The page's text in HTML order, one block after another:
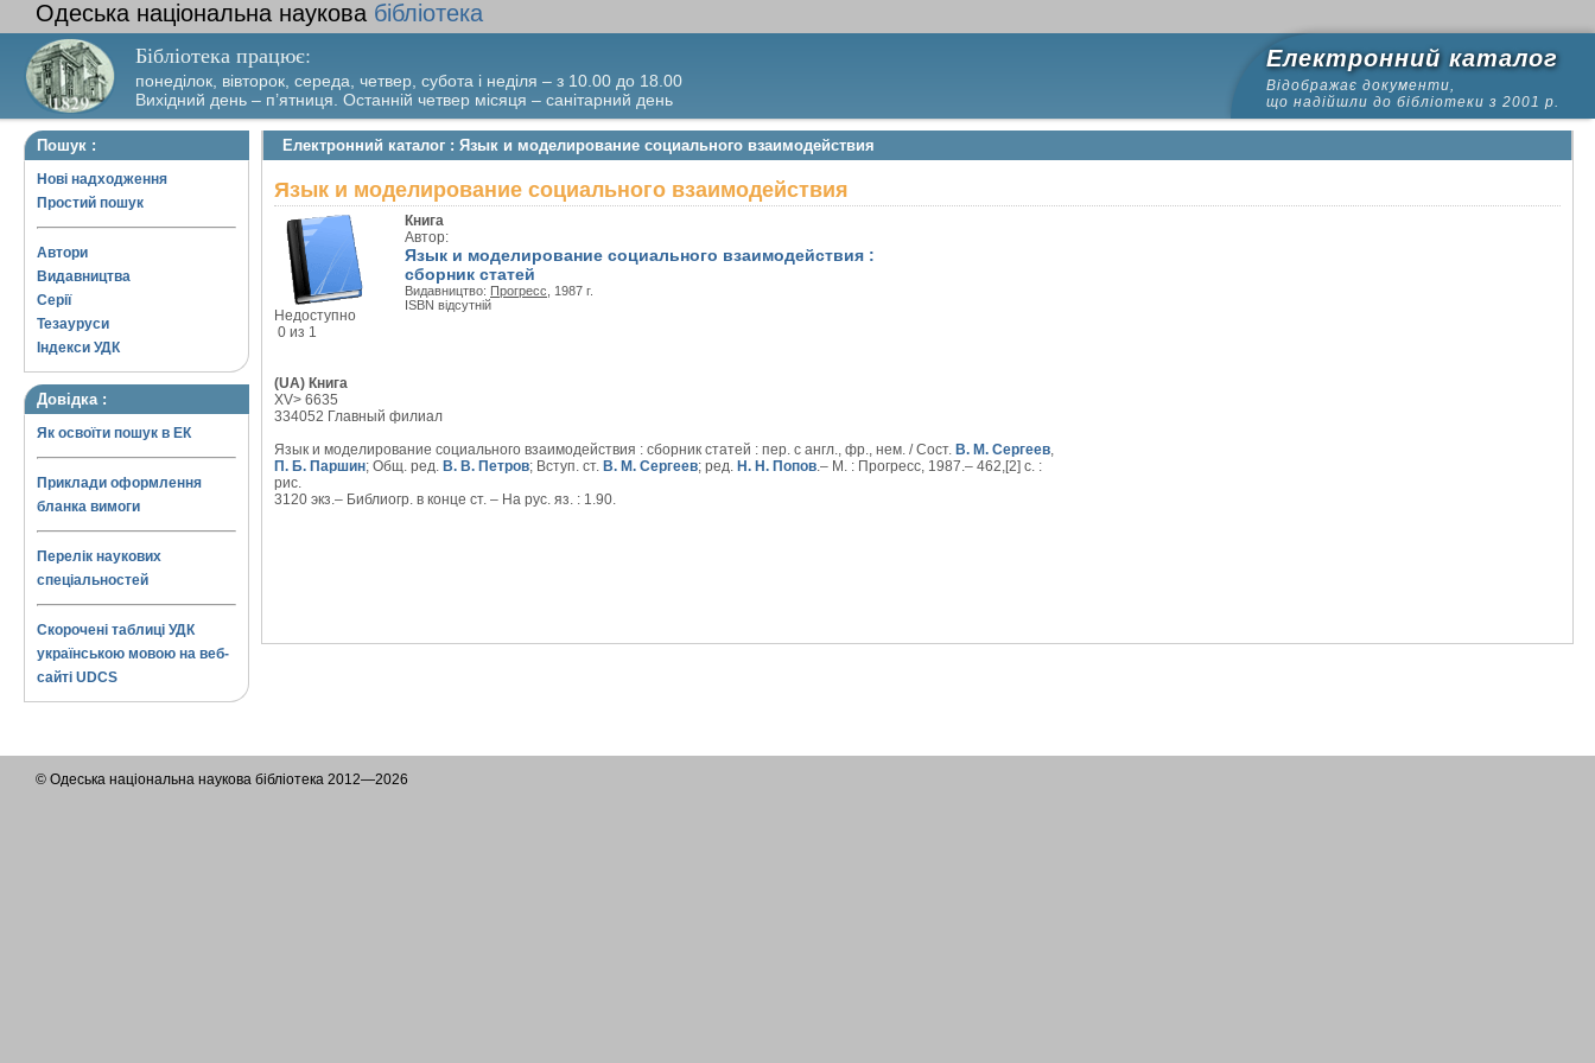
Одеська національна наукова бібліотека
Бібліотека працює:
понеділок, вівторок, середа, четвер, субота і неділя – з 10.00 до 18.00
Вихідний день – п’ятниця. Останній четвер місяця – санітарний день
Електронний каталог
Відображає документи,
що надійшли до бібліотеки з 2001 р.
Пошук :
Нові надходження
Простий пошук
Автори
Видавництва
Серії
Тезауруси
Індекси УДК
Довідка :
Як освоїти пошук в ЕК
Приклади оформлення
бланка вимоги
Перелік наукових
спеціальностей
Скорочені таблиці УДК
українською мовою на веб-
сайті UDCS
Електронний каталог : Язык и моделирование социального взаимодействия
Язык и моделирование социального взаимодействия
Недоступно
0 из 1
Книга
Автор:
Язык и моделирование социального взаимодействия :
сборник статей
Видавництво: Прогресс , 1987 г.
ISBN відсутній
(UA) Книга
XV> 6635
334052 Главный филиал
Язык и моделирование социального взаимодействия : сборник статей : пер. с англ., фр., нем. / Сост. В. М. Сергеев,
П. Б. Паршин; Общ. ред. В. В. Петров; Вступ. ст. В. М. Сергеев; ред. Н. Н. Попов.– М. : Прогресс, 1987.– 462,[2] с. :
рис.
3120 экз.– Библиогр. в конце ст. – На рус. яз. : 1.90.
© Одеська національна наукова бібліотека 2012—2026